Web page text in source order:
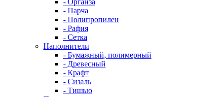
- Органза
- Парча
- Полипропилен
- Рафия
- Сетка
Наполнители
- Бумажный, полимерный
- Древесный
- Крафт
- Сизаль
- Тишью